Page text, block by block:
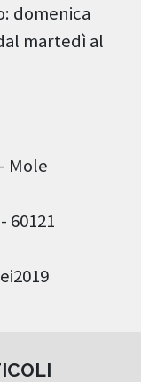
domenica
martedì al
Mole
60121